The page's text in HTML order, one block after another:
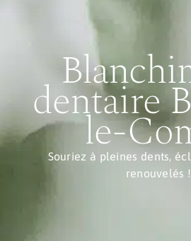
dentaire
le-
Souriez à pleines dents,
renouvelés !